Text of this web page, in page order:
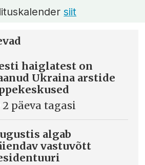
siit
haiglatest on
Ukraina arstide
2 päeva tagasi
algab
vastuvõtt